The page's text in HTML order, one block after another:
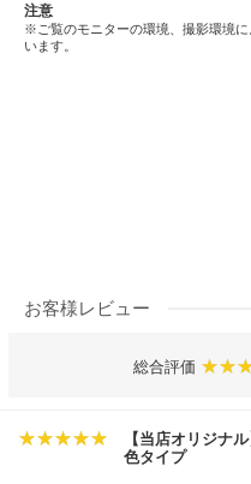
注意
※ご覧のモニターの環境、撮影環境
います。
お客様レビュー
総合評価
【当店オリジナ
色タイプ